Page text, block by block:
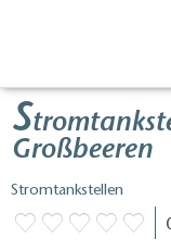
S
Großbeeren
Stromtankstellen